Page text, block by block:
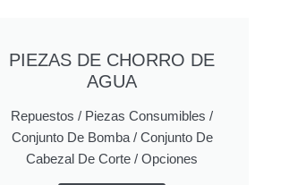
PIEZAS DE CHORRO DE
AGUA
Repuestos / Piezas Consumibles /
Conjunto De Bomba / Conjunto De
Cabezal De Corte / Opciones